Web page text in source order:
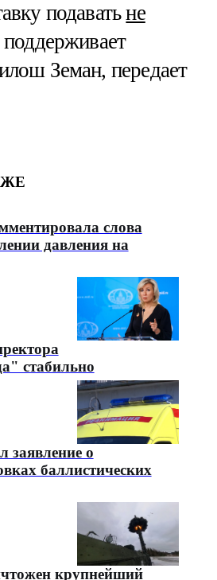
подаватьне
Земан, передает
слова
давления на
стабильно
заявление о
баллистических
крупнейший